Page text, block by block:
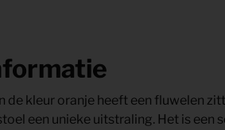
de kleur oranje heeft een fluwelen
een unieke uitstraling. Het is een